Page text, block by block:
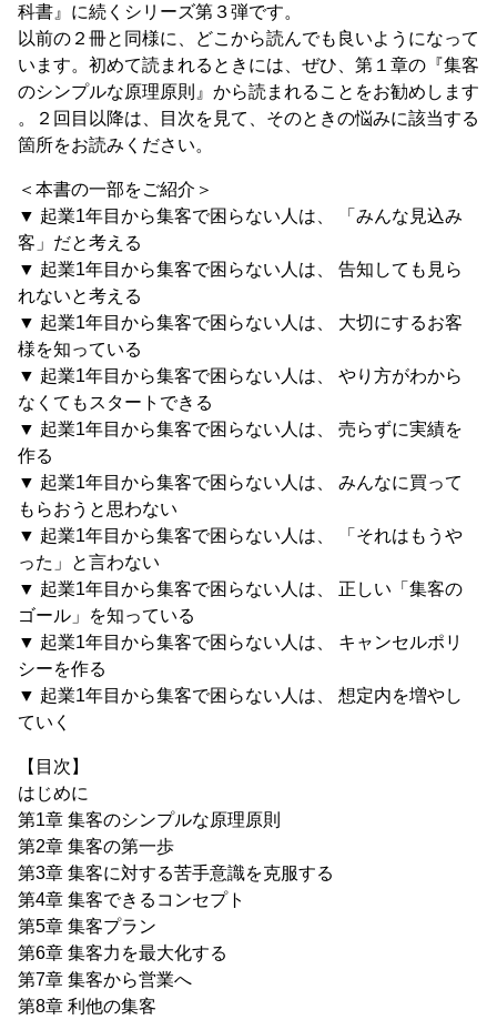
科書』に続くシリーズ第３弾です。
以前の２冊と同様に、どこから読んでも良いようになって
います。初めて読まれるときには、ぜひ、第１章の『集客
のシンプルな原理原則』から読まれることをお勧めします
。２回目以降は、目次を見て、そのときの悩みに該当する
箇所をお読みください。
＜本書の一部をご紹介＞
▼ 起業1年目から集客で困らない人は、 「みんな見込み
客」だと考える
▼ 起業1年目から集客で困らない人は、 告知しても見ら
れないと考える
▼ 起業1年目から集客で困らない人は、 大切にするお客
様を知っている
▼ 起業1年目から集客で困らない人は、 やり方がわから
なくてもスタートできる
▼ 起業1年目から集客で困らない人は、 売らずに実績を
作る
▼ 起業1年目から集客で困らない人は、 みんなに買って
もらおうと思わない
▼ 起業1年目から集客で困らない人は、 「それはもうや
った」と言わない
▼ 起業1年目から集客で困らない人は、 正しい「集客の
ゴール」を知っている
▼ 起業1年目から集客で困らない人は、 キャンセルポリ
シーを作る
▼ 起業1年目から集客で困らない人は、 想定内を増やし
ていく
【目次】
はじめに
第1章 集客のシンプルな原理原則
第2章 集客の第一歩
第3章 集客に対する苦手意識を克服する
第4章 集客できるコンセプト
第5章 集客プラン
第6章 集客力を最大化する
第7章 集客から営業へ
​第8章 利他の集客